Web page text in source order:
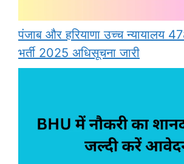
पंजाब और हरियाणा उच्च न्यायालय
भर्ती 2025 अधिसूचना जारी